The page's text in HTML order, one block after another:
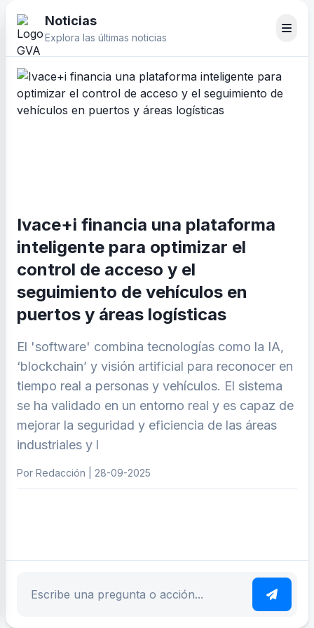
Noticias
Explora las últimas noticias
Ivace+i financia una plataforma
inteligente para optimizar el
control de acceso y el
seguimiento de vehículos en
puertos y áreas logísticas
El 'software' combina tecnologías como la IA,
‘blockchain’ y visión artificial para reconocer en
tiempo real a personas y vehículos. El sistema
se ha validado en un entorno real y es capaz de
mejorar la seguridad y eficiencia de las áreas
industriales y l
Por Redacción | 28-09-2025
Escribe tu pregunta